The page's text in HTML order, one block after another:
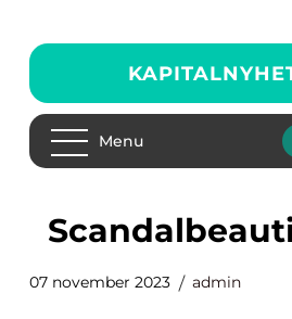
Menu
07 november 2023 admin